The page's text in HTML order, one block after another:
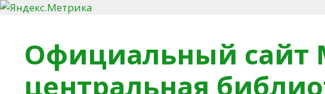
Официальный сайт
центральная